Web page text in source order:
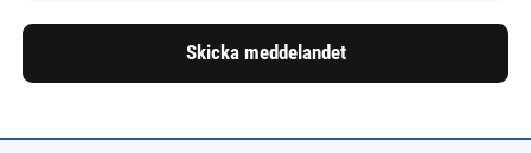
Skicka meddelandet